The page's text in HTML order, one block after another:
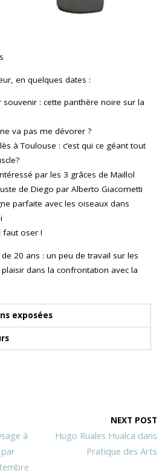
en quelques dates :
: cette panthère noire sur la
ne va pas me dévorer ?
à Toulouse : c’est qui ce géant tout
par les 3 grâces de Maillol
de Diego par Alberto Giacometti
avec les oiseaux dans
faut oser !
20 ans : un peu de travail sur les
dans la confrontation avec la
exposées
à
NEXT POST
Hugo Ruales Hualca dans
Pratique des Arts